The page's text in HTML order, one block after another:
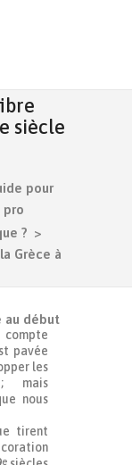
siècle
pour
pro
? >
Grèce à
au début
compte
pavée
les
; mais
nous
tirent
e